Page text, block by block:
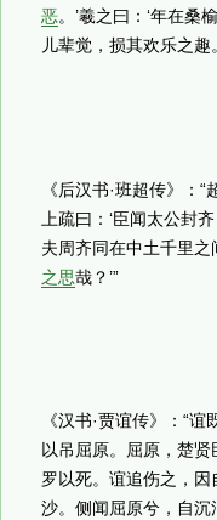
恶。’羲之曰：‘年在桑
儿辈觉，损其欢乐之趣
《后汉书·班超传》：
上疏曰：‘臣闻太公封
夫周齐同在中土千里
之思哉？’”
《汉书·贾谊传》：“
以吊屈原。屈原，楚
罗以死。谊追伤之，因
沙。侧闻屈原兮，自